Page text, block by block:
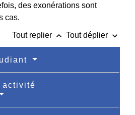
des exonérations sont
cas.
Tout replier keyboard_arrow_up Tout déplier keyboard_arrow_down
activité